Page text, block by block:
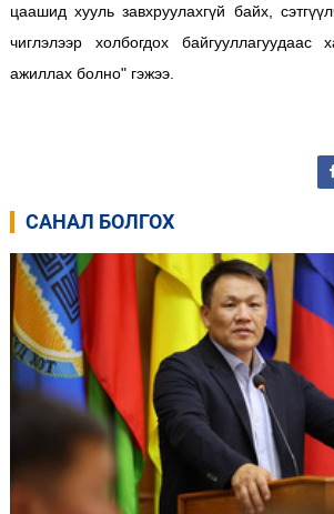
цаашид хууль завхруулахгүй байх,
чиглэлээр холбогдох байгууллагуудаас
ажиллах болно" гэжээ.
САНАЛ БОЛГОХ